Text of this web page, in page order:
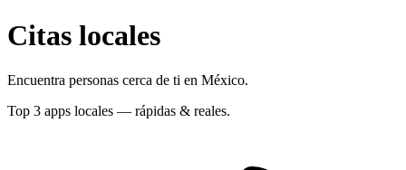
Citas locales
Encuentra personas cerca de ti en México.
Top 3 apps locales — rápidas & reales.